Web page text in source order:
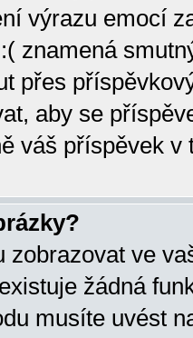
výrazu emocí
znamená
přes
aby se
váš příspěvek v
zobrazovat ve
žádná
musíte uvést